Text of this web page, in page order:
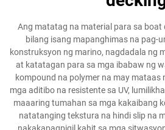
Ang matatag na material para sa boat
bilang isang mapanghimas na pag-
konstruksyon ng marino, nagdadala ng
at katatagan para sa mga ibabaw ng
kompound na polymer na may mataas
mga aditibo na resistente sa UV,
maaaring tumahan sa mga kakaibang
natatanging tekstura na hindi slip na